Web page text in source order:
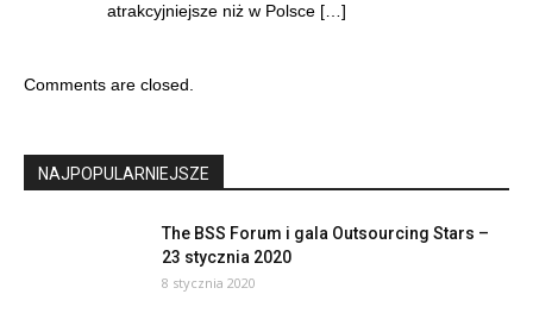
atrakcyjniejsze niż w Polsce […]
Comments are closed.
NAJPOPULARNIEJSZE
The BSS Forum i gala Outsourcing Stars –
23 stycznia 2020
8 stycznia 2020